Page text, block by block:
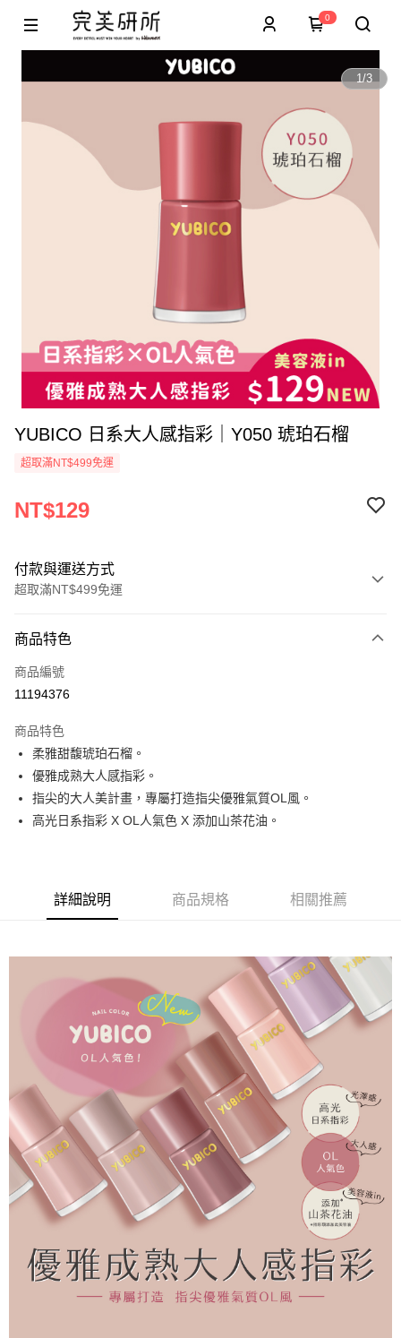
0
1/3
YUBICO 日系大人感指彩｜Y050 琥珀石榴
超取滿NT$499免運
NT$129
付款與運送方式
超取滿NT$499免運
信用卡一次付款
超商取貨付款
Apple Pay
街口支付
悠遊付
每筆NT$9,999
黑貓宅急便
每筆NT$100，滿NT$699(含以上)免運費
商品特色
商品編號
11194376
商品特色
柔雅甜馥琥珀石榴。
優雅成熟大人感指彩。
指尖的大人美計畫，專屬打造指尖優雅氣質OL風。
高光日系指彩 X OL人氣色 X 添加山茶花油。
詳細說明 商品規格 相關推薦